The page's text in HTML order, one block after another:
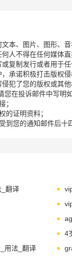
本、图片、图形、
人不得在任何媒体
复制发行或者用于任
承诺积极打击版权侵
犯了您的版权或其
在投诉邮件中写明如
；
的证明资料；
到您的通知邮件后十
翻译
4
用法_翻译